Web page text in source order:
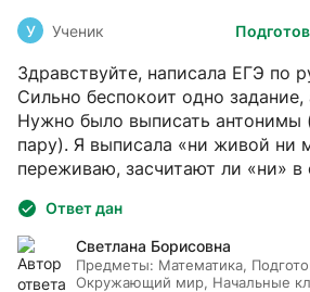
У Ученик
Здравствуйте, написала ЕГЭ по
Сильно беспокоит одно задание,
Нужно было выписать антонимы
пару). Я выписала «ни живой ни
переживаю, засчитают ли «ни» в
Ответ дан
Светлана Борисовна
Предметы: Математика,
Окружающий мир, Начальные